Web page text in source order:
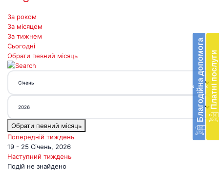
‹ Благодійна допомогав
‹ Платні послуги
За роком
За місяцем
За тижнем
Сьогодні
Обрати певний місяць
Обрати певний місяць
Попередній тиждень
19 - 25 Січень, 2026
Наступний тиждень
Подій не знайдено